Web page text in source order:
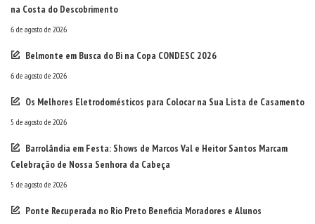
na Costa do Descobrimento
6 de agosto de 2026
Belmonte em Busca do Bi na Copa CONDESC 2026
6 de agosto de 2026
Os Melhores Eletrodomésticos para Colocar na Sua Lista de Casamento
5 de agosto de 2026
Barrolândia em Festa: Shows de Marcos Val e Heitor Santos Marcam
Celebração de Nossa Senhora da Cabeça
5 de agosto de 2026
Ponte Recuperada no Rio Preto Beneficia Moradores e Alunos